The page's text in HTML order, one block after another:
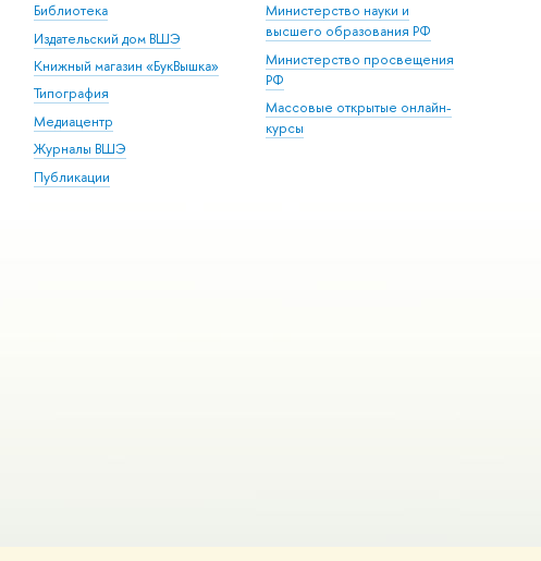
Библиотека
Издательский дом ВШЭ
Книжный магазин «БукВышка»
Типография
Медиацентр
Журналы ВШЭ
Публикации
Министерство науки и
высшего образования РФ
Министерство просвещения
РФ
Массовые открытые онлайн-
курсы